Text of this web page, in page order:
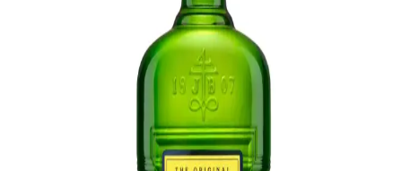
Meyve aromalı alkollü içecekler, çeşitli meyve tatlarıyla
zenginleştirilmiş, yüksek alkol içeriğine sahip ürünlerdir. Ölçülü
kullanım ve dikkatli tüketim önemlidir.
Keglevich Kavun Likörü ve Migros'ta
Bulunabilirliği Hakkında Detaylar
Keglevich kavun likörü, yaz aylarında ferahlatıcı ve hafif aromasıyla
öne çıkar. Migros'ta bulunabilirliği kolaydır ve çeşitli içecek
tariflerinde kullanılabilir, ürün detaylarına dikkat edilmelidir.